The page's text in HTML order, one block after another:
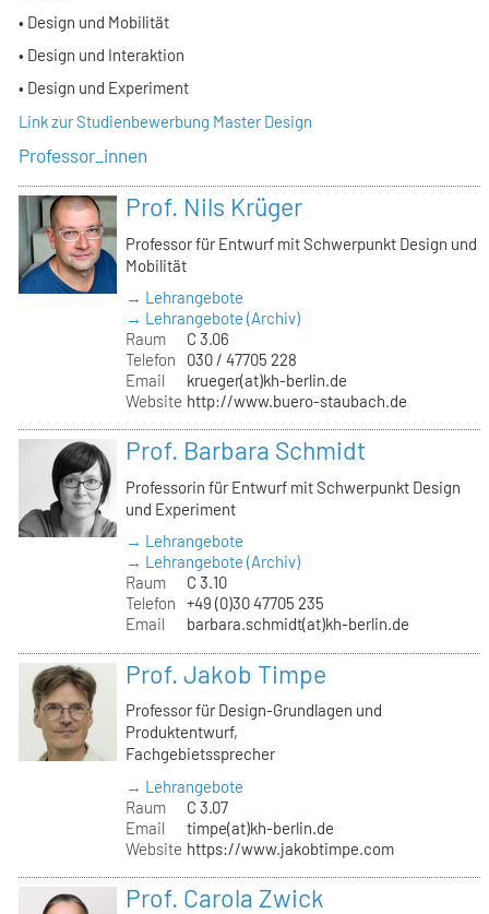
• Design und Mobilität
• Design und Interaktion
• Design und Experiment
Link zur Studienbewerbung Master Design
Professor_innen
Prof. Nils Krüger
Professor für Entwurf mit Schwerpunkt Design und
Mobilität
→ Lehrangebote
→ Lehrangebote (Archiv)
Raum
C 3.06
Telefon
030 / 47705 228
Email
krueger(at)kh-berlin.de
Website http://www.buero-staubach.de
Prof. Barbara Schmidt
Professorin für Entwurf mit Schwerpunkt Design
und Experiment
→ Lehrangebote
→ Lehrangebote (Archiv)
Raum
C 3.10
Telefon
+49 (0)30 47705 235
Email
barbara.schmidt(at)kh-berlin.de
Prof. Jakob Timpe
Professor für Design-Grundlagen und
Produktentwurf,
Fachgebietssprecher
→ Lehrangebote
Raum
C 3.07
Email
timpe(at)kh-berlin.de
Website https://www.jakobtimpe.com
Prof. Carola Zwick